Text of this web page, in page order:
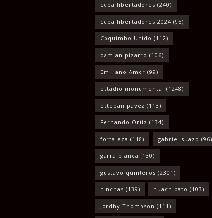
copa libertadores (240)
copa libertadores 2024 (95)
Coquimbo Unido (112)
damian pizarro (106)
Emiliano Amor (99)
estadio monumental (1248)
esteban pavez (113)
Fernando Ortiz (134)
fortaleza (118) gabriel suazo (96)
garra blanca (130)
gustavo quinteros (2301)
hinchas (139) huachipato (103)
Jordhy Thompson (111)